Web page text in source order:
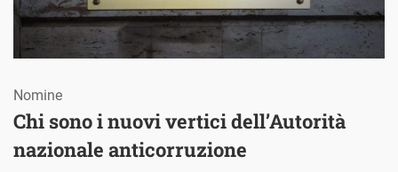
Chi sono i nuovi vertici dell’Autorità
nazionale anticorruzione
Nomine